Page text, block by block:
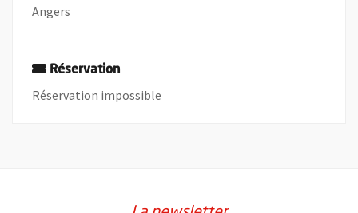
Angers
Réservation
Réservation impossible